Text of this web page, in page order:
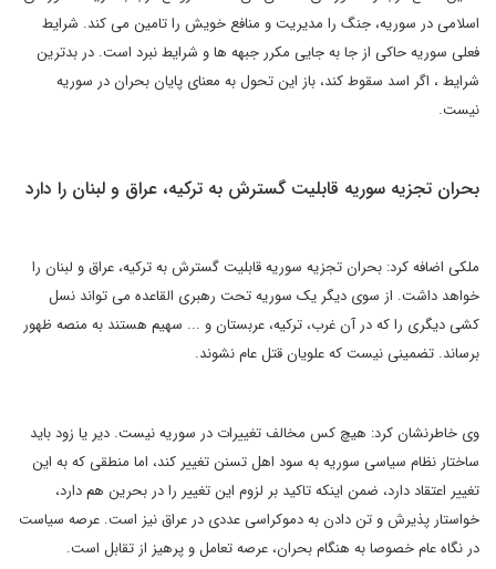
اسلامی در سوریه، جنگ را مدیریت و منافع خویش را تامین می کند. شرایط
فعلی سوریه حاکی از جا به جایی مکرر جبهه ها و شرایط نبرد است. در بدترین
شرایط ، اگر اسد سقوط کند، باز این تحول به معنای پایان بحران در سوریه
نیست.
بحران تجزیه سوریه قابلیت گسترش به ترکیه، عراق و لبنان را دارد
ملکی اضافه کرد: بحران تجزیه سوریه قابلیت گسترش به ترکیه، عراق و لبنان را
خواهد داشت. از سوی دیگر یک سوریه تحت رهبری القاعده می تواند نسل
کشی دیگری را که در آن غرب، ترکیه، عربستان و ... سهیم هستند به منصه ظهور
برساند. تضمینی نیست که علویان قتل عام نشوند.
وی خاطرنشان کرد: هیچ کس مخالف تغییرات در سوریه نیست. دیر یا زود باید
ساختار نظام سیاسی سوریه به سود اهل تسنن تغییر کند، اما منطقی که به این
تغییر اعتقاد دارد، ضمن اینکه تاکید بر لزوم این تغییر را در بحرین هم دارد،
خواستار پذیرش و تن دادن به دموکراسی عددی در عراق نیز است. عرصه سیاست
در نگاه عام خصوصا به هنگام بحران، عرصه تعامل و پرهیز از تقابل است.